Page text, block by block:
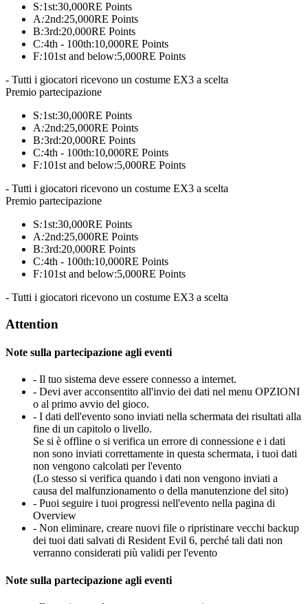
S:1st:30,000RE Points
A:2nd:25,000RE Points
B:3rd:20,000RE Points
C:4th - 100th:10,000RE Points
F:101st and below:5,000RE Points
- Tutti i giocatori ricevono un costume EX3 a scelta
Premio partecipazione
S:1st:30,000RE Points
A:2nd:25,000RE Points
B:3rd:20,000RE Points
C:4th - 100th:10,000RE Points
F:101st and below:5,000RE Points
- Tutti i giocatori ricevono un costume EX3 a scelta
Premio partecipazione
S:1st:30,000RE Points
A:2nd:25,000RE Points
B:3rd:20,000RE Points
C:4th - 100th:10,000RE Points
F:101st and below:5,000RE Points
- Tutti i giocatori ricevono un costume EX3 a scelta
Attention
Note sulla partecipazione agli eventi
- Il tuo sistema deve essere connesso a internet.
- Devi aver acconsentito all'invio dei dati nel menu OPZIONI
o al primo avvio del gioco.
- I dati dell'evento sono inviati nella schermata dei risultati alla
fine di un capitolo o livello.
Se si è offline o si verifica un errore di connessione e i dati
non sono inviati correttamente in questa schermata, i tuoi dati
non vengono calcolati per l'evento
(Lo stesso si verifica quando i dati non vengono inviati a
causa del malfunzionamento o della manutenzione del sito)
- Puoi seguire i tuoi progressi nell'evento nella pagina di
Overview
- Non eliminare, creare nuovi file o ripristinare vecchi backup
dei tuoi dati salvati di Resident Evil 6, perché tali dati non
verranno considerati più validi per l'evento
Note sulla partecipazione agli eventi